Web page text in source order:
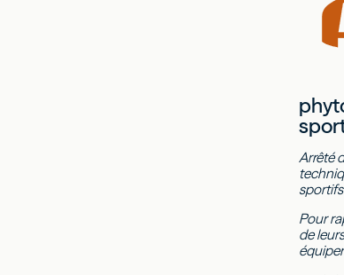
Arrêté
Pour
de